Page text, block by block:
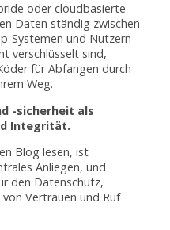
oder cloudbasierte
Daten ständig zwischen
Systemen und Nutzern
verschlüsselt sind,
für Abfangen durch
Weg.
-sicherheit als
Integrität.
Blog lesen, ist
Anliegen, und
den Datenschutz,
Vertrauen und Ruf